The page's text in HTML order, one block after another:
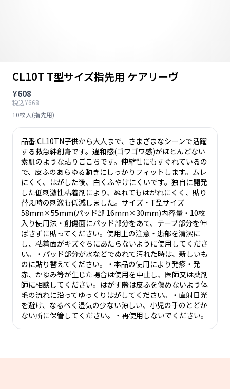
CL10T T型サイズ指先用 ケアリーヴ
¥608
税込¥668
10枚入(指先用)
品番:CL10TN子供から大人まで、さまざまなシーンで活躍
する救急絆創膏です。違和感(ゴワゴワ感)がほとんどない
素肌のような貼りごこちです。伸縮性にもすぐれているの
で、皮ふのあらゆる動きにしっかりフィットします。ムレ
にくく、はがした後、白くふやけにくいです。独自に開発
した低刺激性粘着剤により、ぬれてもはがれにくく、貼り
替え時の刺激も低減しました。サイズ・T型サイズ
58mm×55mm(パッド部 16mm×30mm)内容量・10枚
入り使用法・創傷面にパッド部分をあて、テープ部分を伸
ばさずに貼ってください。使用上の注意・患部を清潔に
し、粘着面がキズぐちにあたらないように使用してくださ
い。・パッド部分が水などでぬれて汚れた時は、新しいも
のに貼り替えてください。・本品の使用により発疹・発
赤、かゆみ等が生じた場合は使用を中止し、医師又は薬剤
師に相談してください。はがす際は皮ふを傷めないよう体
毛の流れに沿ってゆっくりはがしてください。・直射日光
を避け、なるべく湿気の少ない涼しい、小児の手のとどか
ない所に保管してください。・再使用しないでください。